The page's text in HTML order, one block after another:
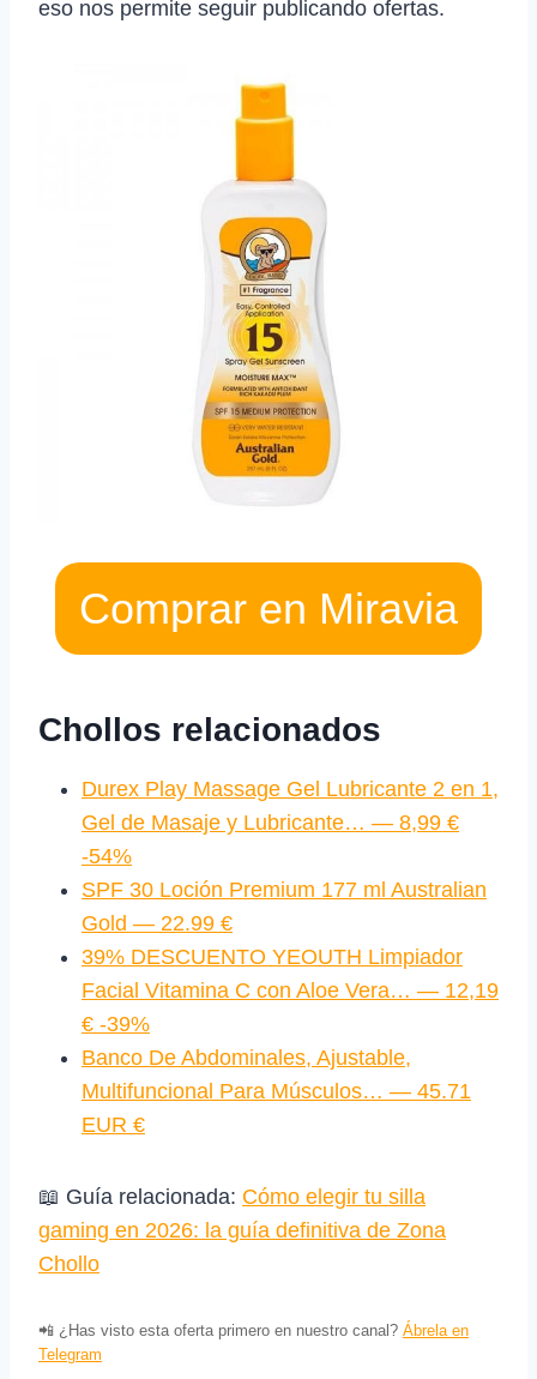
eso nos permite seguir publicando ofertas.
Comprar en Miravia
Chollos relacionados
Durex Play Massage Gel Lubricante 2 en 1,
Gel de Masaje y Lubricante… — 8,99 €
-54%
SPF 30 Loción Premium 177 ml Australian
Gold — 22.99 €
39% DESCUENTO YEOUTH Limpiador
Facial Vitamina C con Aloe Vera… — 12,19
€ -39%
Banco De Abdominales, Ajustable,
Multifuncional Para Músculos… — 45.71
EUR €
📖 Guía relacionada: Cómo elegir tu silla
gaming en 2026: la guía definitiva de Zona
Chollo
📲 ¿Has visto esta oferta primero en nuestro canal? Ábrela en
Telegram